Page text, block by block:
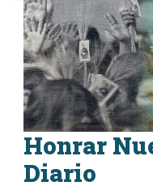
Honrar
Diario